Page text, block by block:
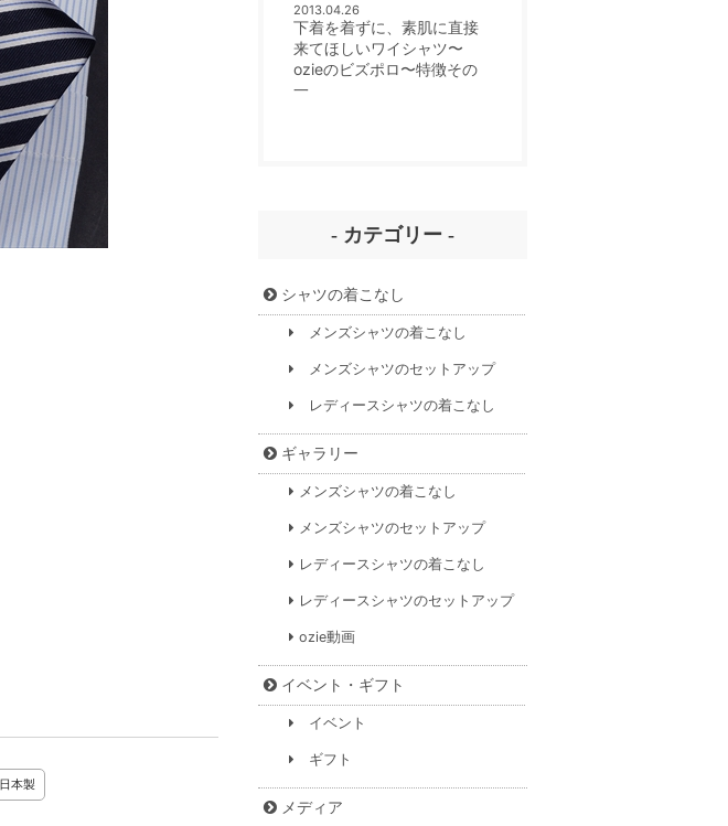
日本製
2013.04.26
下着を着ずに、素肌に直接
来てほしいワイシャツ〜
ozieのビズポロ〜特徴その
一
- カテゴリー -
シャツの着こなし
メンズシャツの着こなし
メンズシャツのセットアップ
レディースシャツの着こなし
ギャラリー
メンズシャツの着こなし
メンズシャツのセットアップ
レディースシャツの着こなし
レディースシャツのセットアップ
ozie動画
イベント・ギフト
イベント
ギフト
メディア